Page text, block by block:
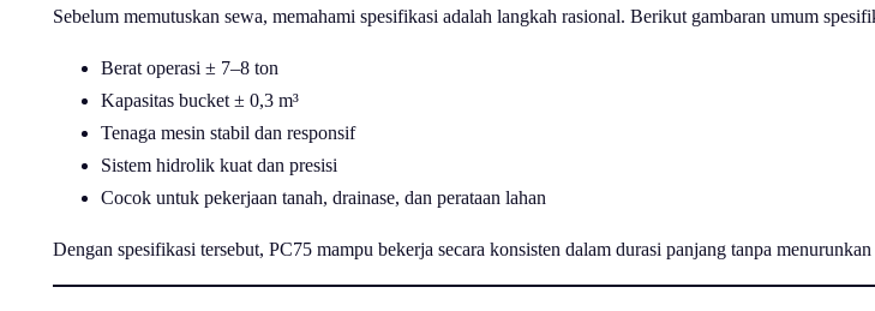
Sebelum memutuskan sewa, memahami spesifikasi adalah langkah rasional. Berikut gambaran umum
Berat operasi ± 7–8 ton
Kapasitas bucket ± 0,3 m³
Tenaga mesin stabil dan responsif
Sistem hidrolik kuat dan presisi
Cocok untuk pekerjaan tanah, drainase, dan perataan lahan
Dengan spesifikasi tersebut, PC75 mampu bekerja secara konsisten dalam durasi panjang tanpa